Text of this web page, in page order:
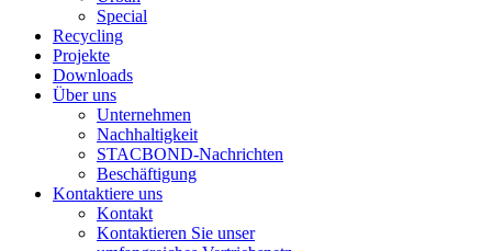
Special
Recycling
Projekte
Downloads
Über uns
Unternehmen
Nachhaltigkeit
STACBOND-Nachrichten
Beschäftigung
Kontaktiere uns
Kontakt
Kontaktieren Sie unser